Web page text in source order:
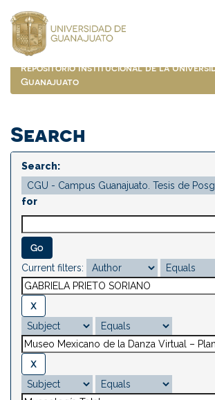
navigation
Repositorio Institucional de la
Guanajuato
Search
Search:
for
Current filters: